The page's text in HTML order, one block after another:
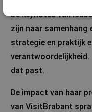
De keynotes van
zijn naar samenhang
strategie en praktijk
dat past.
De impact van haar
van VisitBrabant